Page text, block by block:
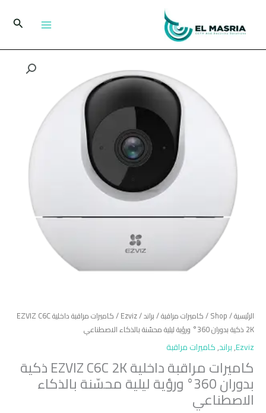
المحتوى
البحث
الرئيسية/
Shop
/كاميرات مراقبة/براند/
Ezviz
/ كاميرات مراقبة داخلية EZVIZ C6C
2K ذكية بدوران 360° ورؤية ليلية محسّنة بالذكاء الاصطناعي
Ezviz
,براند,كاميرات مراقبة
كاميرات مراقبة داخلية EZVIZ C6C 2K ذكية
بدوران 360° ورؤية ليلية محسّنة بالذكاء
الاصطناعي